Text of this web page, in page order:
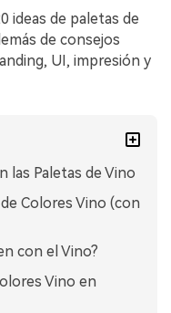
ideas de paletas de
de consejos
UI, impresión y
las Paletas de Vino
Colores Vino (con
con el Vino?
Vino en